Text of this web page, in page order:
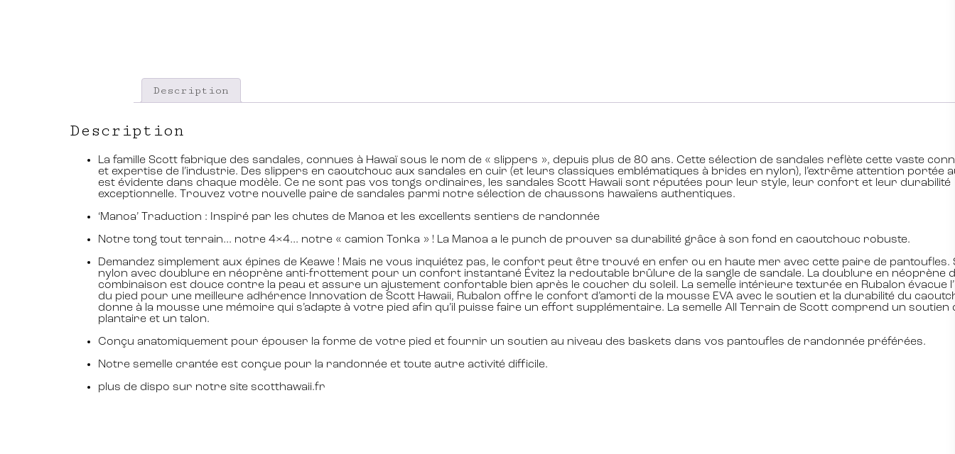
Description
Description
La famille Scott fabrique des sandales, connues à Hawaï sous le nom de « slippers », depuis plus de 80 ans. Cette sélection de sandales reflète cette vaste
et expertise de l’industrie. Des slippers en caoutchouc aux sandales en cuir (et leurs classiques emblématiques à brides en nylon), l’extrême attention portée
est évidente dans chaque modèle. Ce ne sont pas vos tongs ordinaires, les sandales Scott Hawaii sont réputées pour leur style, leur confort et leur durabilité
exceptionnelle. Trouvez votre nouvelle paire de sandales parmi notre sélection de chaussons hawaïens authentiques.
‘Manoa’ Traduction : Inspiré par les chutes de Manoa et les excellents sentiers de randonnée
Notre tong tout terrain… notre 4×4… notre « camion Tonka » ! La Manoa a le punch de prouver sa durabilité grâce à son fond en caoutchouc robuste.
Demandez simplement aux épines de Keawe ! Mais ne vous inquiétez pas, le confort peut être trouvé en enfer ou en haute mer avec cette paire de pantoufles.
nylon avec doublure en néoprène anti-frottement pour un confort instantané Évitez la redoutable brûlure de la sangle de sandale. La doublure en néoprène
combinaison est douce contre la peau et assure un ajustement confortable bien après le coucher du soleil. La semelle intérieure texturée en Rubalon évacue
du pied pour une meilleure adhérence Innovation de Scott Hawaii, Rubalon offre le confort d’amorti de la mousse EVA avec le soutien et la durabilité du
donne à la mousse une mémoire qui s’adapte à votre pied afin qu’il puisse faire un effort supplémentaire. La semelle All Terrain de Scott comprend un soutien
plantaire et un talon.
Conçu anatomiquement pour épouser la forme de votre pied et fournir un soutien au niveau des baskets dans vos pantoufles de randonnée préférées.
Notre semelle crantée est conçue pour la randonnée et toute autre activité difficile.
plus de dispo sur notre site scotthawaii.fr